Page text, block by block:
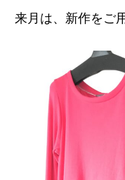
来月は、新作をご